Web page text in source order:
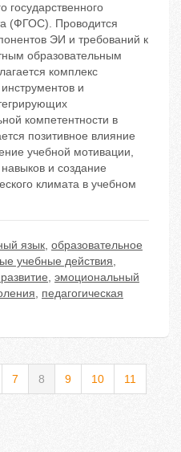
государственного
(ФГОС). Проводится
ЭИ и требований к
образовательным
комплекс
и
компетентности в
позитивное влияние
учебной мотивации,
и создание
климата в учебном
язык, образовательное
учебные действия,
, эмоциональный
, педагогическая
7 8 9 10 11